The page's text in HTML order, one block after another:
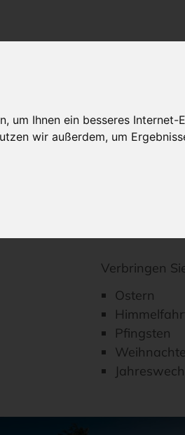
Ihnen ein besseres
wir außerdem, um
&
Verbringen
Ostern
Pfingsten